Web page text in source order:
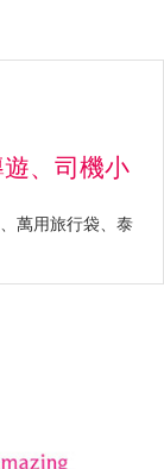
、司機小
萬用旅行袋、泰